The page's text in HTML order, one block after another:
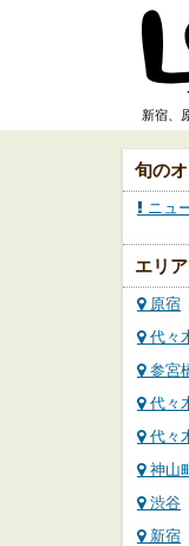
新宿、
旬の
ニュ
エリ
原宿
代々
参宮
代々
代々
神山
渋谷
新宿